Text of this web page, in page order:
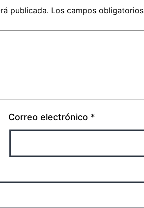
publicada. Los campos obligatorios
Correo electrónico *